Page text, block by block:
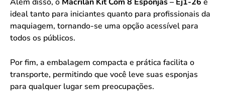
ideal tanto para iniciantes quanto para profissionais da
maquiagem, tornando-se uma opção acessível para
todos os públicos.
Por fim, a embalagem compacta e prática facilita o
transporte, permitindo que você leve suas esponjas
para qualquer lugar sem preocupações.